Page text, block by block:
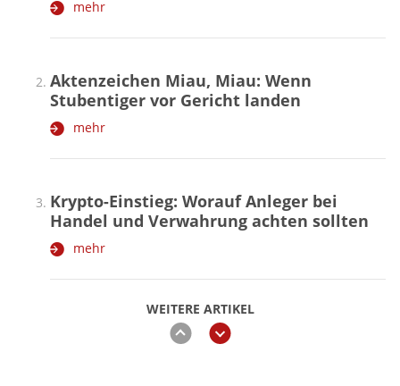
WEITERE ARTIKEL
zurückweiter
mehr
Aktenzeichen Miau, Miau: Wenn
Stubentiger vor Gericht landen
mehr
Krypto-Einstieg: Worauf Anleger bei
Handel und Verwahrung achten sollten
mehr